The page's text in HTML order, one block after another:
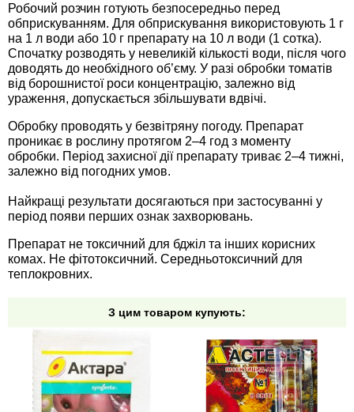
Робочий розчин готують безпосередньо перед
обприскуванням. Для обприскування використовують 1 г
на 1 л води або 10 г препарату на 10 л води (1 сотка).
Спочатку розводять у невеликій кількості води, після чого
доводять до необхідного об’єму. У разі обробки томатів
від борошнистої роси концентрацію, залежно від
ураження, допускається збільшувати вдвічі.
Обробку проводять у безвітряну погоду. Препарат
проникає в рослину протягом 2–4 год з моменту
обробки. Період захисної дії препарату триває 2–4 тижні,
залежно від погодних умов.
Найкращі результати досягаються при застосуванні у
період появи перших ознак захворювань.
Препарат не токсичний для бджіл та інших корисних
комах. Не фітотоксичний. Середньотоксичний для
теплокровних.
З цим товаром купують:
Семена щавеля
Элитные семена в банках
Лидеры продаж
Купить семена - хиты продаж
Архив